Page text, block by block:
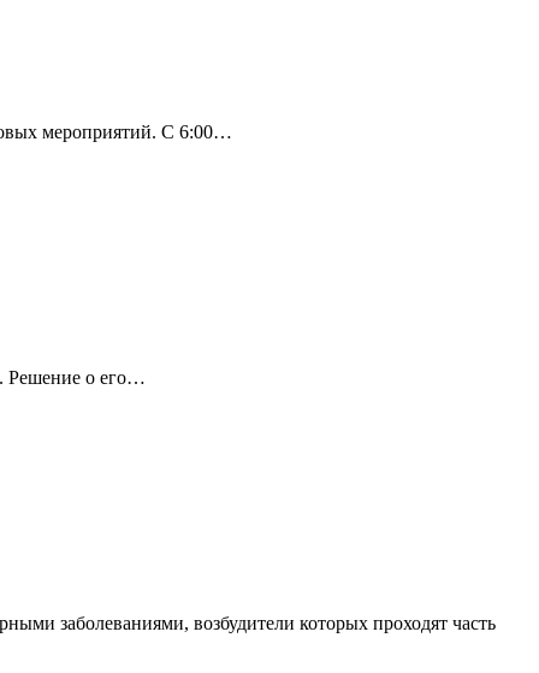
мероприятий. С 6:00…
Решение о его…
заболеваниями, возбудители которых проходят часть